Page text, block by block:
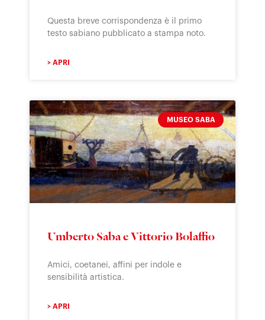
Questa breve corrispondenza è il primo
testo sabiano pubblicato a stampa noto.
> APRI
MUSEO SABA
Umberto Saba e Vittorio Bolaffio
Amici, coetanei, affini per indole e
sensibilità artistica.
> APRI